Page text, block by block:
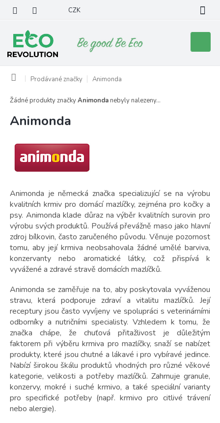
obsah
CZK
košík
Domů Prodávané značky Animonda
Animonda
Animonda je německá značka specializující se na výrobu
kvalitních krmiv pro domácí mazlíčky, zejména pro kočky a
psy. Animonda klade důraz na výběr kvalitních surovin pro
výrobu svých produktů. Používá převážně maso jako hlavní
zdroj bílkovin, často zaručeného původu. Věnuje pozornost
tomu, aby její krmiva neobsahovala žádné umělé barviva,
konzervanty nebo aromatické látky, což přispívá k
vyvážené a zdravé stravě domácích mazlíčků.
Animonda se zaměřuje na to, aby poskytovala vyváženou
stravu, která podporuje zdraví a vitalitu mazlíčků. Její
receptury jsou často vyvíjeny ve spolupráci s veterinárními
odborníky a nutričními specialisty. Vzhledem k tomu, že
značka chápe, že chuťová přitažlivost je důležitým
faktorem při výběru krmiva pro mazlíčky, snaží se nabízet
produkty, které jsou chutné a lákavé i pro vybíravé jedince.
Nabízí širokou škálu produktů vhodných pro různé věkové
kategorie, velikosti a potřeby mazlíčků. Zahrnuje granule,
konzervy, mokré i suché krmivo, a také speciální varianty
pro specifické potřeby (např. krmivo pro citlivé trávení
nebo alergie).
Žádné produkty značkyAnimonda nebyly nalezeny...